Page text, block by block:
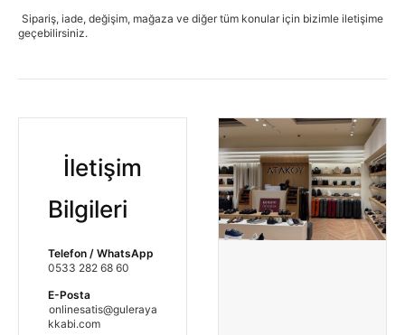
Sipariş, iade, değişim, mağaza ve diğer tüm konular için bizimle iletişime
geçebilirsiniz.
İletişim
Bilgileri
Telefon / WhatsApp
0533 282 68 60
E-Posta
onlinesatis@guleraya
kkabi.com